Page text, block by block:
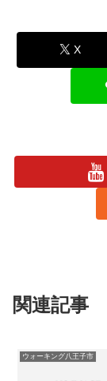
X
関連記事
ウォーキング八王子市